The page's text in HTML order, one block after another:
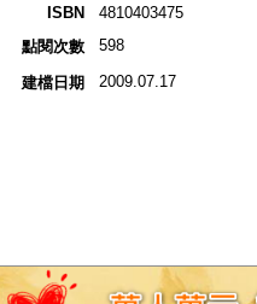
ISBN
4810403475
點閱次數
598
建檔日期 2009.07.17